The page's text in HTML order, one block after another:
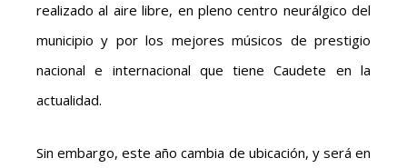
realizado al aire libre, en pleno centro neurálgico del
municipio y por los mejores músicos de prestigio
nacional e internacional que tiene Caudete en la
actualidad.
Sin embargo, este año cambia de ubicación, y será en